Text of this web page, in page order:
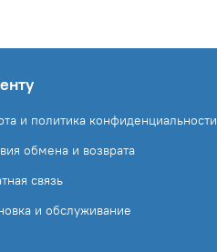
и политика конфиденциальности
обмена и возврата
связь
и обслуживание